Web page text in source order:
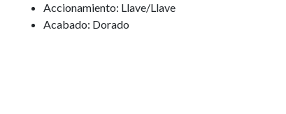
Accionamiento: Llave/Llave
Acabado: Dorado